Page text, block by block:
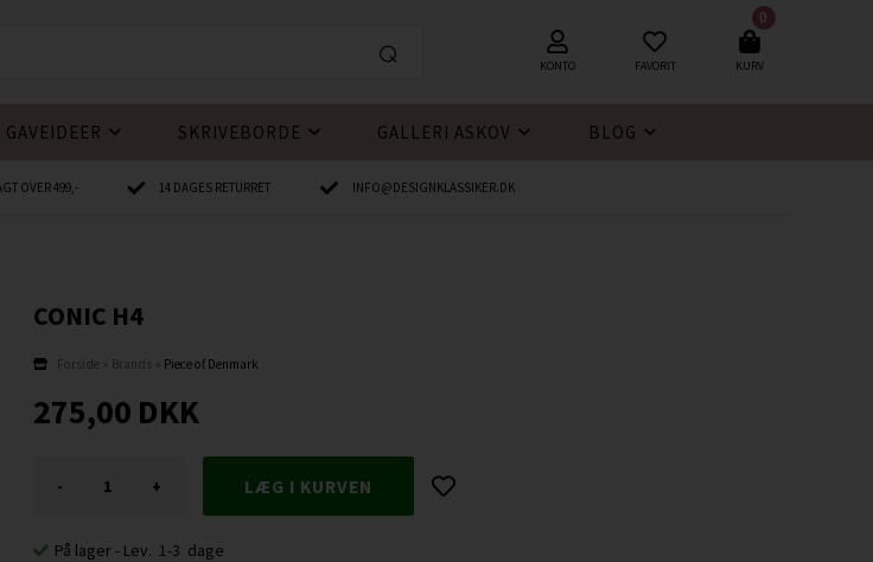
KONTO FAVORIT
0
KURV
GAVEIDEER SKRIVEBORDE GALLERI ASKOV BLOG
OVER 499,- 14 DAGES RETURRET INFO@DESIGNKLASSIKER.DK
CONIC H4
Forside» Brands» Piece of Denmark
275,00 DKK
- +
På lager - Lev. 1-3 dage